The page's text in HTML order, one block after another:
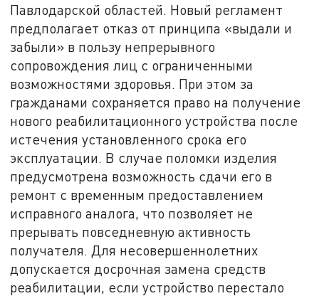
Павлодарской областей. Новый регламент
предполагает отказ от принципа «выдали и
забыли» в пользу непрерывного
сопровождения лиц с ограниченными
возможностями здоровья. При этом за
гражданами сохраняется право на получение
нового реабилитационного устройства после
истечения установленного срока его
эксплуатации. В случае поломки изделия
предусмотрена возможность сдачи его в
ремонт с временным предоставлением
исправного аналога, что позволяет не
прерывать повседневную активность
получателя. Для несовершеннолетних
допускается досрочная замена средств
реабилитации, если устройство перестало